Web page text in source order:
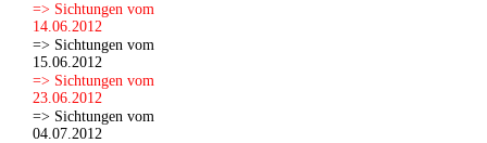
=> Sichtungen vom
14.06.2012
=> Sichtungen vom
15.06.2012
=> Sichtungen vom
23.06.2012
=> Sichtungen vom
04.07.2012